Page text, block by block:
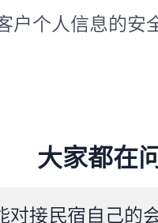
户个人信息的安
大家都在